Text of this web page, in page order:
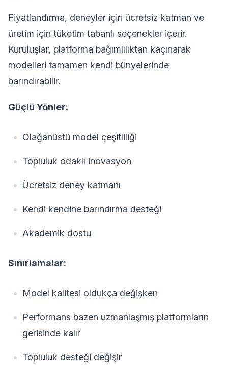
Fiyatlandırma, deneyler için ücretsiz katman ve
üretim için tüketim tabanlı seçenekler içerir.
Kuruluşlar, platforma bağımlılıktan kaçınarak
modelleri tamamen kendi bünyelerinde
barındırabilir.
Güçlü Yönler:
Olağanüstü model çeşitliliği
Topluluk odaklı inovasyon
Ücretsiz deney katmanı
Kendi kendine barındırma desteği
Akademik dostu
Sınırlamalar:
Model kalitesi oldukça değişken
Performans bazen uzmanlaşmış platformların
gerisinde kalır
Topluluk desteği değişir